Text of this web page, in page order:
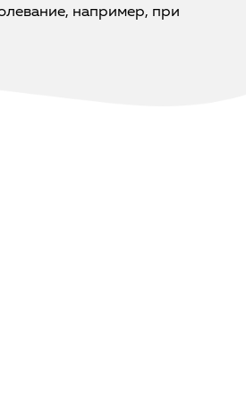
например, при